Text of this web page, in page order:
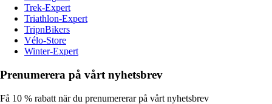
Trek-Expert
Triathlon-Expert
TripnBikers
Vélo-Store
Winter-Expert
Prenumerera på vårt nyhetsbrev
Få 10 % rabatt när du prenumererar på vårt nyhetsbrev